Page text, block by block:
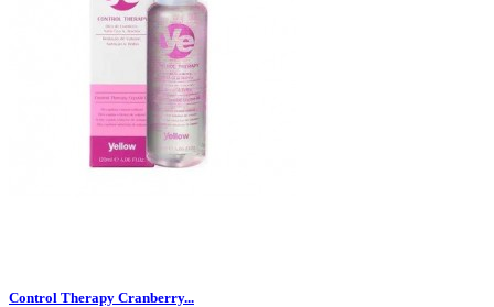
Control Therapy Cranberry...